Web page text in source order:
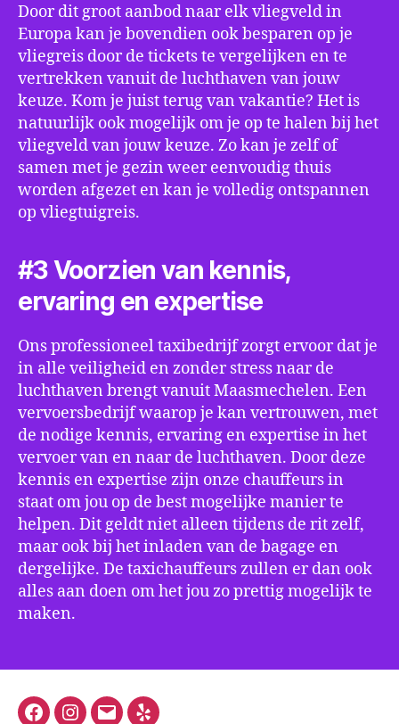
Door dit groot aanbod naar elk vliegveld in
Europa kan je bovendien ook besparen op je
vliegreis door de tickets te vergelijken en te
vertrekken vanuit de luchthaven van jouw
keuze. Kom je juist terug van vakantie? Het is
natuurlijk ook mogelijk om je op te halen bij het
vliegveld van jouw keuze. Zo kan je zelf of
samen met je gezin weer eenvoudig thuis
worden afgezet en kan je volledig ontspannen
op vliegtuigreis.
#3 Voorzien van kennis,
ervaring en expertise
Ons professioneel taxibedrijf zorgt ervoor dat je
in alle veiligheid en zonder stress naar de
luchthaven brengt vanuit Maasmechelen. Een
vervoersbedrijf waarop je kan vertrouwen, met
de nodige kennis, ervaring en expertise in het
vervoer van en naar de luchthaven. Door deze
kennis en expertise zijn onze chauffeurs in
staat om jou op de best mogelijke manier te
helpen. Dit geldt niet alleen tijdens de rit zelf,
maar ook bij het inladen van de bagage en
dergelijke. De taxichauffeurs zullen er dan ook
alles aan doen om het jou zo prettig mogelijk te
maken.